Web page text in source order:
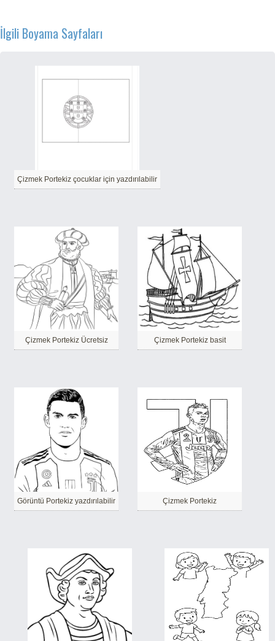
İlgili Boyama Sayfaları
Çizmek Portekiz çocuklar için yazdırılabilir
Çizmek Portekiz Ücretsiz Çizmek Portekiz basit
Görüntü Portekiz yazdırılabilir Çizmek Portekiz